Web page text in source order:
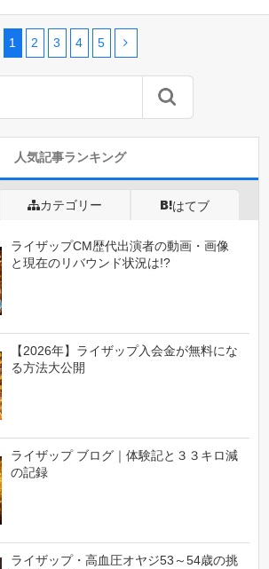
1 2 3 4 5
人気記事ランキング
カテゴリー はてブ
ライザップCM歴代出演者の動画・画像
と現在のリバウンド状況は!?
【2026年】ライザップ入会金が無料にな
る方法大公開
ライザップ ブログ｜体験記と３３キロ減
の記録
ライザップ・高血圧オヤジ53～54歳の挑